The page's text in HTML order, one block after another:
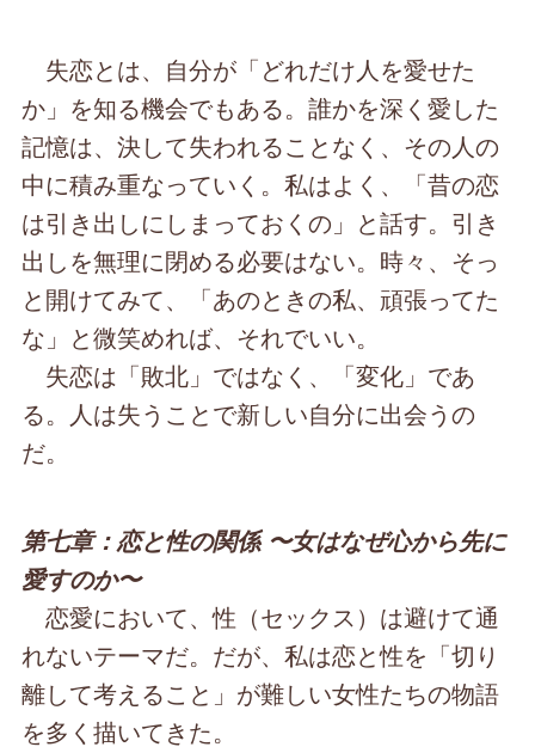
失恋とは、自分が「どれだけ人を愛せた
か」を知る機会でもある。誰かを深く愛した
記憶は、決して失われることなく、その人の
中に積み重なっていく。私はよく、「昔の恋
は引き出しにしまっておくの」と話す。引き
出しを無理に閉める必要はない。時々、そっ
と開けてみて、「あのときの私、頑張ってた
な」と微笑めれば、それでいい。
失恋は「敗北」ではなく、「変化」であ
る。人は失うことで新しい自分に出会うの
だ。
第七章：恋と性の関係 〜女はなぜ心から先に
愛すのか〜
恋愛において、性（セックス）は避けて通
れないテーマだ。だが、私は恋と性を「切り
離して考えること」が難しい女性たちの物語
を多く描いてきた。